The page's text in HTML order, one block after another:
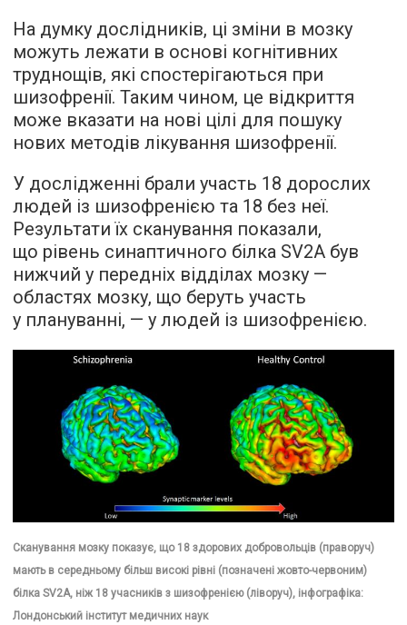
На думку дослідників, ці зміни в мозку
можуть лежати в основі когнітивних
труднощів, які спостерігаються при
шизофренії. Таким чином, це відкриття
може вказати на нові цілі для пошуку
нових методів лікування шизофренії.
У дослідженні брали участь 18 дорослих
людей із шизофренією та 18 без неї.
Результати їх сканування показали,
що рівень синаптичного білка SV2A був
нижчий у передніх відділах мозку —
областях мозку, що беруть участь
у плануванні, — у людей із шизофренією.
Сканування мозку показує, що 18 здорових добровольців (праворуч)
мають в середньому більш високі рівні (позначені жовто-червоним)
білка SV2A, ніж 18 учасників з шизофренією (ліворуч), інфографіка:
Лондонський інститут медичних наук